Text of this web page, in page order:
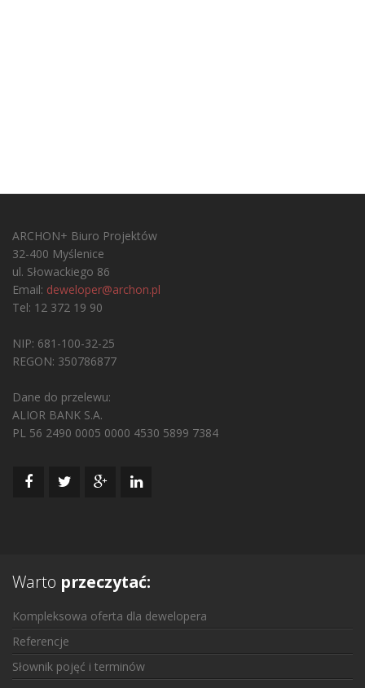
ARCHON+ Biuro Projektów
32-400 Myślenice
ul. Słowackiego 86
Email: deweloper@archon.pl
Tel: 12 372 19 90
NIP: 681-100-32-25
REGON: 350786877
Dane do przelewu:
ALIOR BANK S.A.
PL 56 2490 0005 0000 4530 5899 7384
Warto przeczytać:
Kompleksowa oferta dla dewelopera
Referencje
Słownik pojęć i terminów